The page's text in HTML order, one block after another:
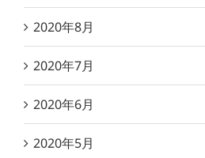
2020年8月
2020年7月
2020年6月
2020年5月